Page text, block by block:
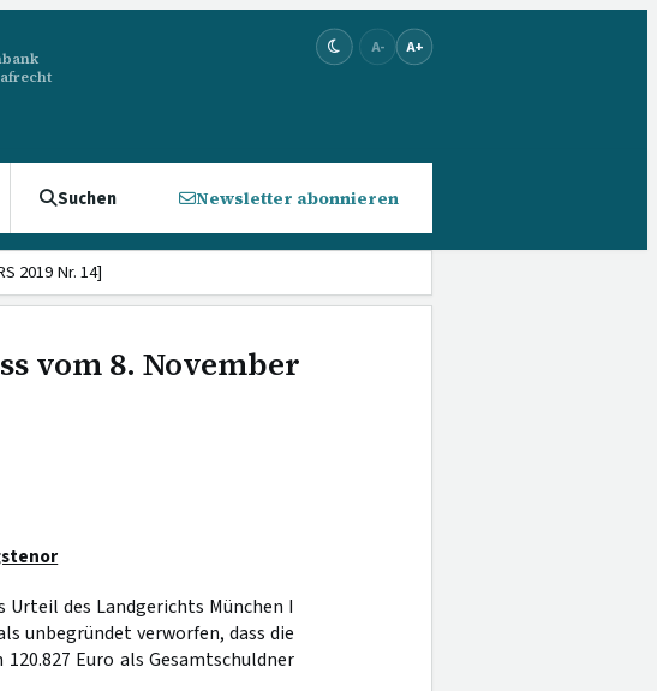
A- A+
Suchen Newsletter abonnieren
2019 Nr. 14]
vom 8. November
Urteil des Landgerichts München I
unbegründet verworfen, dass die
Euro als Gesamtschuldner